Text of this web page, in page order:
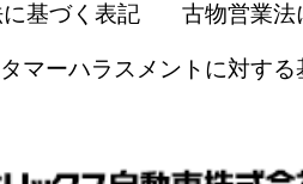
基づく表記 古物営業法
マーハラスメントに対する